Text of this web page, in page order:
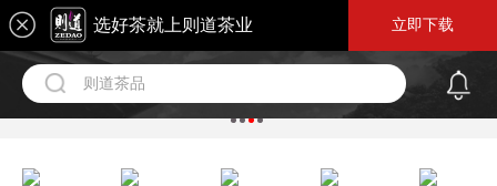
选好茶就上则道茶业 立即下载
则道茶品